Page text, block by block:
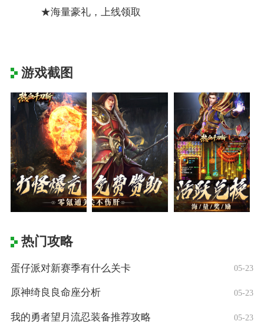
★海量豪礼，上线领取
游戏截图
热门攻略
蛋仔派对新赛季有什么关卡 05-23
原神绮良良命座分析 05-23
我的勇者望月流忍装备推荐攻略 05-23